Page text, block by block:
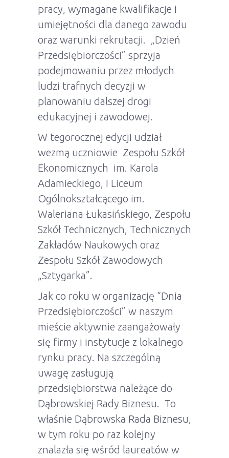
pracy, wymagane kwalifikacje i
umiejętności dla danego zawodu
oraz warunki rekrutacji. „Dzień
Przedsiębiorczości” sprzyja
podejmowaniu przez młodych
ludzi trafnych decyzji w
planowaniu dalszej drogi
edukacyjnej i zawodowej.
W tegorocznej edycji udział
wezmą uczniowie Zespołu Szkół
Ekonomicznych im. Karola
Adamieckiego, I Liceum
Ogólnokształcącego im.
Waleriana Łukasińskiego, Zespołu
Szkół Technicznych, Technicznych
Zakładów Naukowych oraz
Zespołu Szkół Zawodowych
„Sztygarka”.
Jak co roku w organizację “Dnia
Przedsiębiorczości” w naszym
mieście aktywnie zaangażowały
się firmy i instytucje z lokalnego
rynku pracy. Na szczególną
uwagę zasługują
przedsiębiorstwa należące do
Dąbrowskiej Rady Biznesu. To
właśnie Dąbrowska Rada Biznesu,
w tym roku po raz kolejny
znalazła się wśród laureatów w